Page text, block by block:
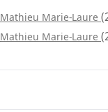
Mathieu Marie-Laure
Mathieu Marie-Laure